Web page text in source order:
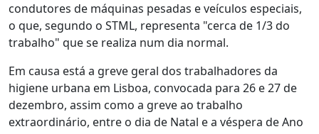
condutores de máquinas pesadas e veículos especiais,
o que, segundo o STML, representa "cerca de 1/3 do
trabalho" que se realiza num dia normal.
Em causa está a greve geral dos trabalhadores da
higiene urbana em Lisboa, convocada para 26 e 27 de
dezembro, assim como a greve ao trabalho
extraordinário, entre o dia de Natal e a véspera de Ano